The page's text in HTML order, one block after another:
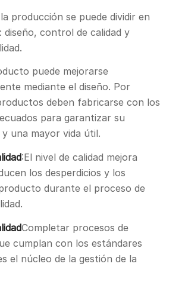
producción se puede dividir en
control de calidad y
puede mejorarse
mediante el diseño. Por
deben fabricarse con los
para garantizar su
una mayor vida útil.
:El nivel de calidad mejora
los desperdicios y los
durante el proceso de
Completar procesos de
cumplan con los estándares
el núcleo de la gestión de la